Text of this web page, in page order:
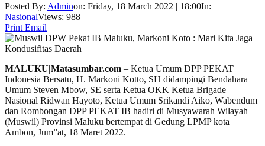
Posted By: Adminon: Friday, 18 March 2022 | 18:00In:
NasionalViews: 988
Print Email
MALUKU|Matasumbar.com – Ketua Umum DPP PEKAT
Indonesia Bersatu, H. Markoni Kotto, SH didampingi Bendahara
Umum Steven Mbow, SE serta Ketua OKK Ketua Brigade
Nasional Ridwan Hayoto, Ketua Umum Srikandi Aiko, Wabendum
dan Rombongan DPP PEKAT IB hadiri di Musyawarah Wilayah
(Muswil) Provinsi Maluku bertempat di Gedung LPMP kota
Ambon, Jum”at, 18 Maret 2022.